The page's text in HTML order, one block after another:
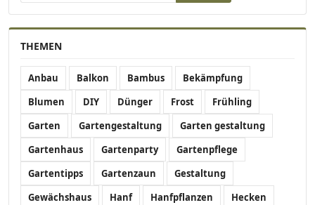
THEMEN
Anbau Balkon Bambus
Bekämpfung
Blumen
DIY Dünger Frost
Frühling
Garten
Gartengestaltung
Garten gestaltung
Gartenhaus
Gartenparty
Gartenpflege
Gartentipps
Gartenzaun
Gestaltung
Gewächshaus
Hanf Hanfpflanzen
Hecken